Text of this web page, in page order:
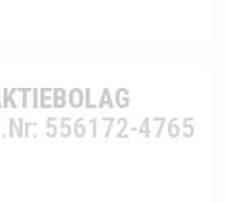
556172-4765